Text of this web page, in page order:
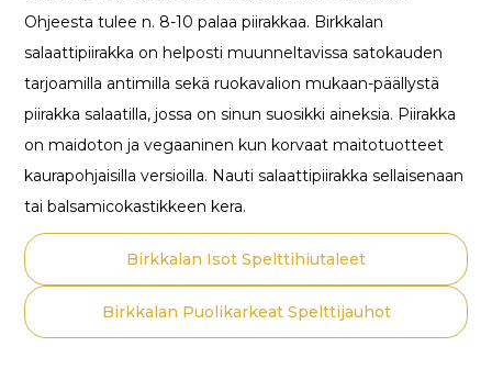
Ohjeesta tulee n. 8-10 palaa piirakkaa. Birkkalan
salaattipiirakka on helposti muunneltavissa satokauden
tarjoamilla antimilla sekä ruokavalion mukaan-päällystä
piirakka salaatilla, jossa on sinun suosikki aineksia. Piirakka
on maidoton ja vegaaninen kun korvaat maitotuotteet
kaurapohjaisilla versioilla. Nauti salaattipiirakka sellaisenaan
tai balsamicokastikkeen kera.
Birkkalan Isot Spelttihiutaleet
Birkkalan Puolikarkeat Spelttijauhot